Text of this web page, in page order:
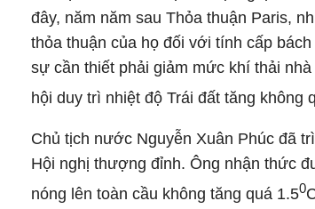
đây, năm năm sau Thỏa thuận Paris,
thỏa thuận của họ đối với tính cấp
sự cần thiết phải giảm mức khí thải
hội duy trì nhiệt độ Trái đất tăng không
Chủ tịch nước Nguyễn Xuân Phúc đã
Hội nghị thượng đỉnh. Ông nhận thức
nóng lên toàn cầu không tăng quá 1.50